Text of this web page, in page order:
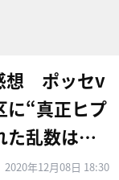
想 ポッセv
に“真正ヒプ
た乱数は…
2020年12月08日 18:30